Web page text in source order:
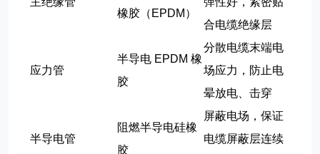
橡胶（EPDM）
合电缆绝缘层
应力管
半导电 EPDM 橡
胶
分散电缆末端电
场应力，防止电
晕放电、击穿
半导电管
阻燃半导电硅橡
胶
屏蔽电场，保证
电缆屏蔽层连续